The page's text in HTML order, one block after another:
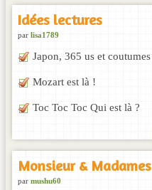
Idées lectures
par lisa1789
Japon, 365 us et coutumes
Mozart est là !
Toc Toc Toc Qui est là ?
Monsieur & Madames
par mushu60